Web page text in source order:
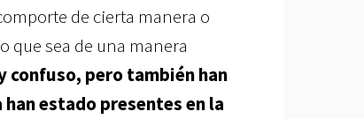
de cierta manera o
que sea de una manera
confuso, pero también han
estado presentes en la